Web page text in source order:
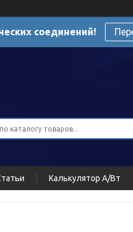
соединений!
Калькулятор А/Вт